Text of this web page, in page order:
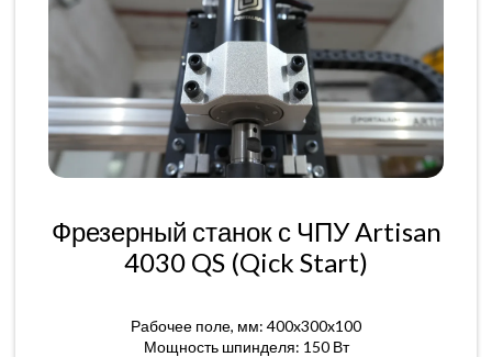
Фрезерный станок с ЧПУ Artisan
4030 QS (Qick Start)
Рабочее поле, мм: 400x300x100
Мощность шпинделя: 150 Вт